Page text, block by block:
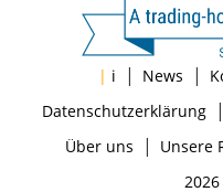
| i | News |
Datenschutzerklärung|
Über uns | Unsere